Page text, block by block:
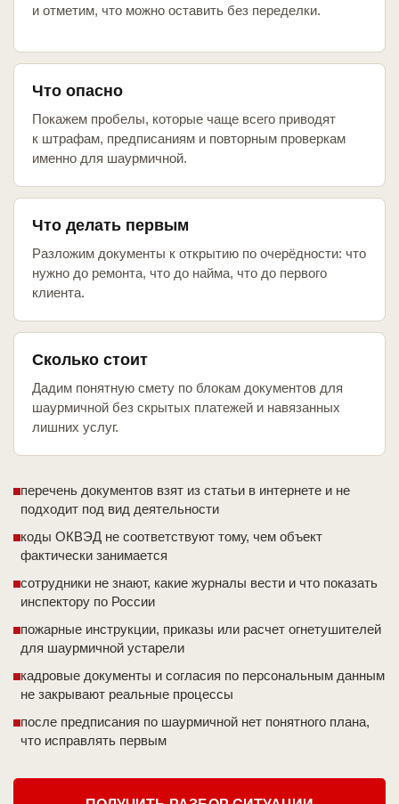
и отметим, что можно оставить без переделки.
Что опасно
Покажем пробелы, которые чаще всего приводят
к штрафам, предписаниям и повторным проверкам
именно для шаурмичной.
Что делать первым
Разложим документы к открытию по очерёдности: что
нужно до ремонта, что до найма, что до первого
клиента.
Сколько стоит
Дадим понятную смету по блокам документов для
шаурмичной без скрытых платежей и навязанных
лишних услуг.
перечень документов взят из статьи в интернете и не
подходит под вид деятельности
коды ОКВЭД не соответствуют тому, чем объект
фактически занимается
сотрудники не знают, какие журналы вести и что показать
инспектору по России
пожарные инструкции, приказы или расчет огнетушителей
для шаурмичной устарели
кадровые документы и согласия по персональным данным
не закрывают реальные процессы
после предписания по шаурмичной нет понятного плана,
что исправлять первым